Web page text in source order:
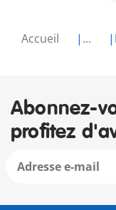
Accueil ...
Abonnez-
profitez